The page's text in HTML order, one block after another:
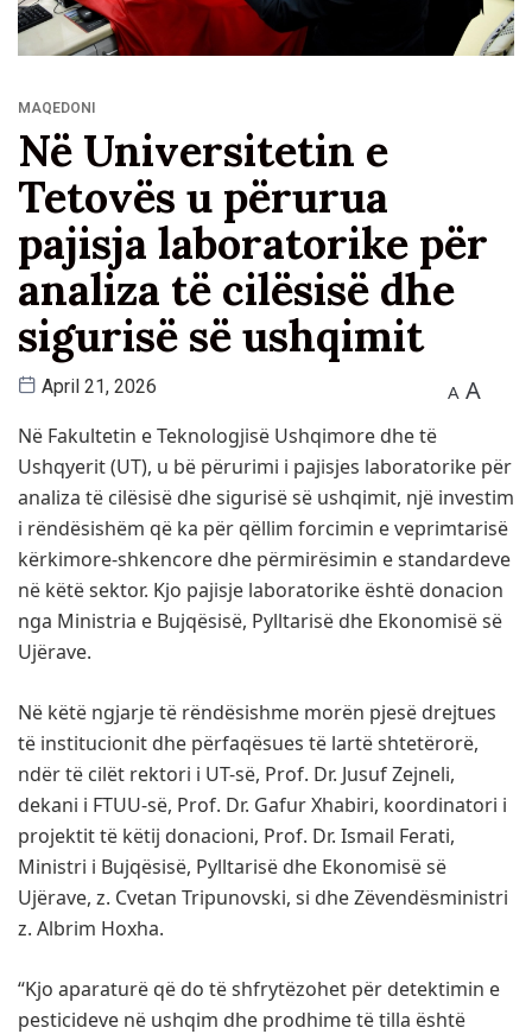
MAQEDONI
Në Universitetin e
Tetovës u përurua
pajisja laboratorike për
analiza të cilësisë dhe
sigurisë së ushqimit
April 21, 2026 A A
Në Fakultetin e Teknologjisë Ushqimore dhe të
Ushqyerit (UT), u bë përurimi i pajisjes laboratorike për
analiza të cilësisë dhe sigurisë së ushqimit, një investim
i rëndësishëm që ka për qëllim forcimin e veprimtarisë
kërkimore-shkencore dhe përmirësimin e standardeve
në këtë sektor. Kjo pajisje laboratorike është donacion
nga Ministria e Bujqësisë, Pylltarisë dhe Ekonomisë së
Ujërave.
Në këtë ngjarje të rëndësishme morën pjesë drejtues
të institucionit dhe përfaqësues të lartë shtetërorë,
ndër të cilët rektori i UT-së, Prof. Dr. Jusuf Zejneli,
dekani i FTUU-së, Prof. Dr. Gafur Xhabiri, koordinatori i
projektit të këtij donacioni, Prof. Dr. Ismail Ferati,
Ministri i Bujqësisë, Pylltarisë dhe Ekonomisë së
Ujërave, z. Cvetan Tripunovski, si dhe Zëvendësministri
z. Albrim Hoxha.
“Kjo aparaturë që do të shfrytëzohet për detektimin e
pesticideve në ushqim dhe prodhime të tilla është